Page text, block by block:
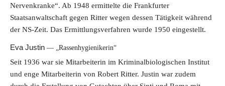
Nervenkranke“. Ab 1948 ermittelte die Frankfurter
Staatsanwaltschaft gegen Ritter wegen dessen Tätigkeit während
der NS-Zeit. Das Ermittlungsverfahren wurde 1950 eingestellt.
Eva Justin „Rassenhygienikerin“
Seit 1936 war sie Mitarbeiterin im Kriminalbiologischen Institut
und enge Mitarbeiterin von Robert Ritter. Justin war zudem